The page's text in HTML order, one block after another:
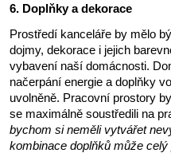
6. Doplňky a dekorace
Prostředí kanceláře by mělo
dojmy, dekorace i jejich
vybavení naší domácnosti.
načerpání energie a doplňky
uvolněně. Pracovní prostory
se maximálně soustředili na
bychom si neměli vytvářet
kombinace doplňků může